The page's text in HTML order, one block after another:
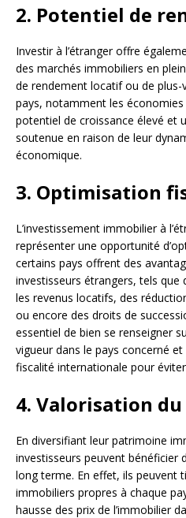
2. Potentiel de
Investir à l’étranger offre
des marchés immobiliers en
de rendement locatif ou de plus-
pays, notamment les
potentiel de croissance élevé et
soutenue en raison de leur
économique.
3. Optimisation
L’investissement immobilier à
représenter une opportunité
certains pays offrent des
investisseurs étrangers, tels que
les revenus locatifs, des
ou encore des droits de
essentiel de bien se renseigner
vigueur dans le pays concerné
fiscalité internationale pour
4. Valorisation
En diversifiant leur patrimoine
investisseurs peuvent bénéficier
long terme. En effet, ils peuvent
immobiliers propres à chaque
hausse des prix de l’immobilier